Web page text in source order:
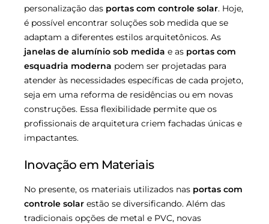
personalização das portas com controle solar. Hoje,
é possível encontrar soluções sob medida que se
adaptam a diferentes estilos arquitetônicos. As
janelas de alumínio sob medida e as portas com
esquadria moderna podem ser projetadas para
atender às necessidades específicas de cada projeto,
seja em uma reforma de residências ou em novas
construções. Essa flexibilidade permite que os
profissionais de arquitetura criem fachadas únicas e
impactantes.
Inovação em Materiais
No presente, os materiais utilizados nas portas com
controle solar estão se diversificando. Além das
tradicionais opções de metal e PVC, novas